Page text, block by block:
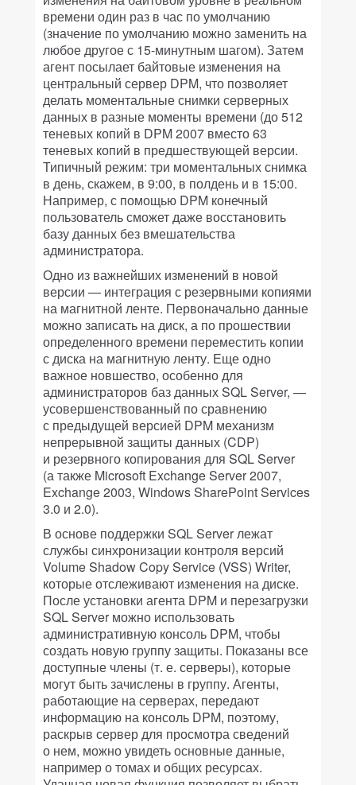
времени один раз в час по умолчанию
(значение по умолчанию можно заменить на
любое другое с 15-минутным шагом). Затем
агент посылает байтовые изменения на
центральный сервер DPM, что позволяет
делать моментальные снимки серверных
данных в разные моменты времени (до 512
теневых копий в DPM 2007 вместо 63
теневых копий в предшествующей версии.
Типичный режим: три моментальных снимка
в день, скажем, в 9:00, в полдень и в 15:00.
Например, с помощью DPM конечный
пользователь сможет даже восстановить
базу данных без вмешательства
администратора.
Одно из важнейших изменений в новой
версии — интеграция с резервными копиями
на магнитной ленте. Первоначально данные
можно записать на диск, а по прошествии
определенного времени переместить копии
с диска на магнитную ленту. Еще одно
важное новшество, особенно для
администраторов баз данных SQL Server, —
усовершенствованный по сравнению
с предыдущей версией DPM механизм
непрерывной защиты данных (CDP)
и резервного копирования для SQL Server
(а также Microsoft Exchange Server 2007,
Exchange 2003, Windows SharePoint Services
3.0 и 2.0).
В основе поддержки SQL Server лежат
службы синхронизации контроля версий
Volume Shadow Copy Service (VSS) Writer,
которые отслеживают изменения на диске.
После установки агента DPM и перезагрузки
SQL Server можно использовать
административную консоль DPM, чтобы
создать новую группу защиты. Показаны все
доступные члены (т. е. серверы), которые
могут быть зачислены в группу. Агенты,
работающие на серверах, передают
информацию на консоль DPM, поэтому,
раскрыв сервер для просмотра сведений
о нем, можно увидеть основные данные,
например о томах и общих ресурсах.